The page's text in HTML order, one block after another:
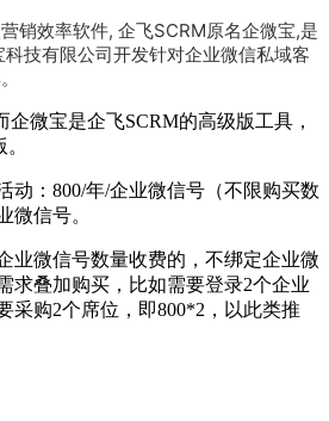
销效率软件, 企飞SCRM原名企微宝,是
技有限公司开发针对企业微信私域客
微宝是企飞SCRM的高级版工具，
动：800/年/企业微信号（不限购买数
微信号。
业微信号数量收费的，不绑定企业微
求叠加购买，比如需要登录2个企业
采购2个席位，即800*2，以此类推